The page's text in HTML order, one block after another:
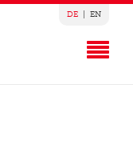
DE EN